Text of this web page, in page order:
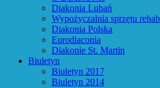
Diakonia Lubań
Wypożyczalnia sprzętu
Diakonia Polska
Eurodiaconia
Diakonie St. Martin
Biuletyn
Biuletyn 2017
Biuletyn 2014